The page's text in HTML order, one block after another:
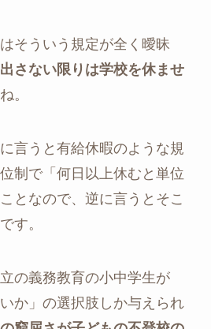
そういう規定が全く曖昧
さない限りは学校を休ませ
。
言うと有給休暇のような規
制で「何日以上休むと単位
となので、逆に言うとそこ
す。
の義務教育の小中学生が
か」の選択肢しか与えられ